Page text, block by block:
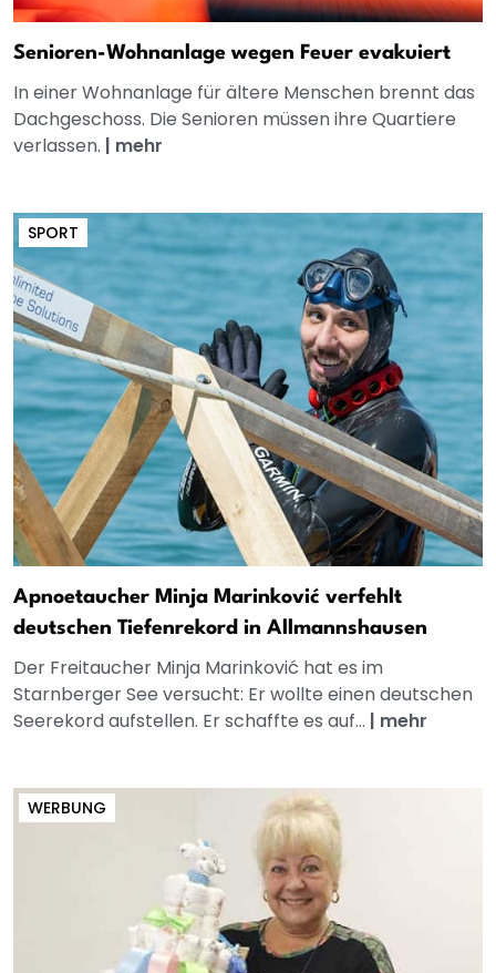
Senioren-Wohnanlage wegen Feuer evakuiert
In einer Wohnanlage für ältere Menschen brennt das
Dachgeschoss. Die Senioren müssen ihre Quartiere
verlassen. | mehr
SPORT
Apnoetaucher Minja Marinković verfehlt
deutschen Tiefenrekord in Allmannshausen
Der Freitaucher Minja Marinković hat es im
Starnberger See versucht: Er wollte einen deutschen
Seerekord aufstellen. Er schaffte es auf... | mehr
WERBUNG